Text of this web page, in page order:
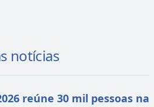
notícias
reúne 30 mil pessoas na